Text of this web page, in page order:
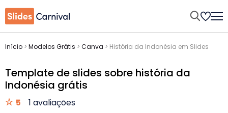
Início > Modelos Grátis > Canva > História da Indonésia em Slides
Template de slides sobre história da
Indonésia grátis
5 1 avaliações